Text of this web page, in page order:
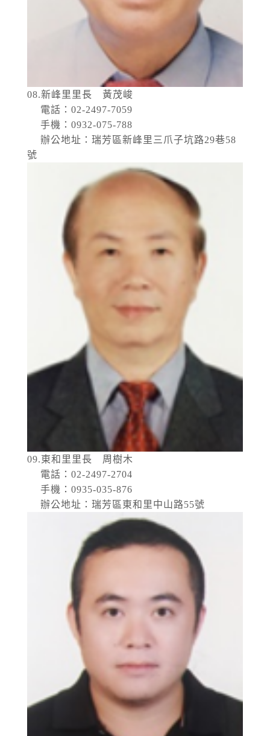
08.新峰里里長 黃茂峻
電話：02-2497-7059
手機：0932-075-788
辦公地址：瑞芳區新峰里三爪子坑路29巷58
號
09.東和里里長 周樹木
電話：02-2497-2704
手機：0935-035-876
辦公地址：瑞芳區東和里中山路55號